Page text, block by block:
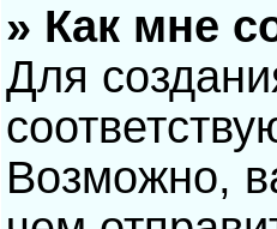
» Как мне
Для
Возможно,